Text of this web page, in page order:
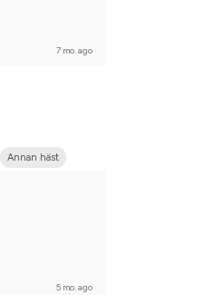
7 mo. ago
Annan häst
5 mo. ago